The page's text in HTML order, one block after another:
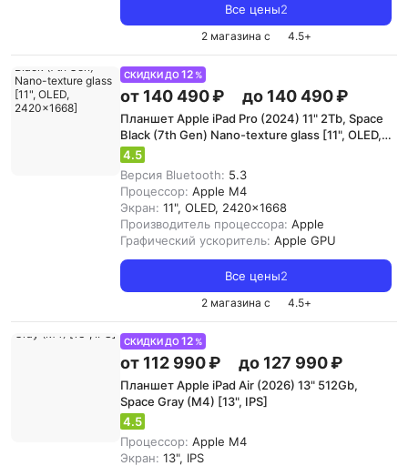
Все цены2
2 магазина с 4.5+
СКИДКИ ДО12 %
от 140 490 ₽ до 140 490 ₽
Планшет Apple iPad Pro (2024) 11" 2Tb, Space
Black (7th Gen) Nano-texture glass [11", OLED,
2420x1668]
4.5
Версия Bluetooth: 5.3
Процессор: Apple M4
Экран: 11", OLED, 2420x1668
Производитель процессора: Apple
Графический ускоритель: Apple GPU
Все цены2
2 магазина с 4.5+
СКИДКИ ДО12 %
от 112 990 ₽ до 127 990 ₽
Планшет Apple iPad Air (2026) 13" 512Gb,
Space Gray (M4) [13", IPS]
4.5
Процессор: Apple M4
Экран: 13", IPS